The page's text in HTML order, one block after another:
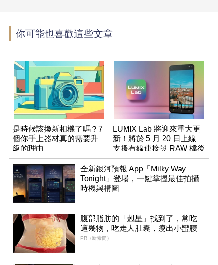
你可能也喜歡這些文章
是時候該換新相機了嗎？7
個你手上器材真的需要升
級的理由
LUMIX Lab 將迎來重大更
新！將於 5 月 20 日上線，
支援有線連接與 RAW 檔後
製
全新銀河預報 App「Milky Way
Tonight」登場，一鍵掌握最佳拍攝
時機與構圖
腹部脂肪的「剋星」找到了，常吃
這幾物，吃走大肚囊，瘦出小蠻腰
PR（新素簡）